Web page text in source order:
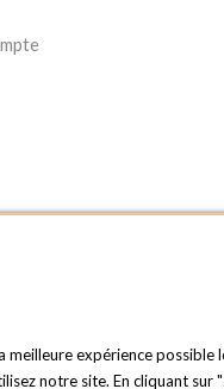
expérience
notre site. En cliquant sur